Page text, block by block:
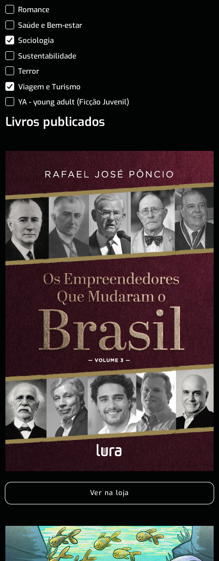
Romance
Saúde e Bem-estar
Sociologia
Sustentabilidade
Terror
Viagem e Turismo
YA - young adult (Ficção Juvenil)
Livros publicados
Ver na loja